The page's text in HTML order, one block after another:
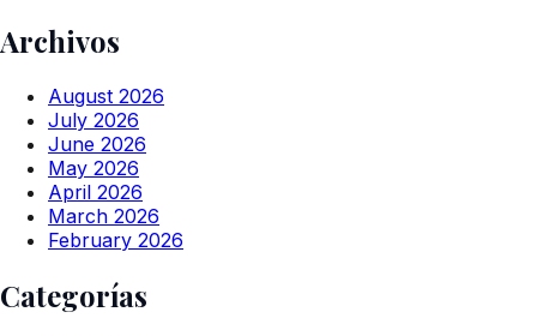
Archivos
August 2026
July 2026
June 2026
May 2026
April 2026
March 2026
February 2026
Categorías